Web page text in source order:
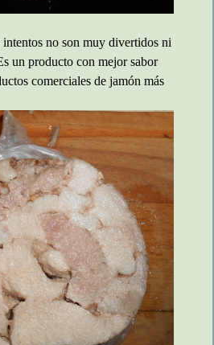
no son muy divertidos ni
un producto con mejor sabor
comerciales de jamón más